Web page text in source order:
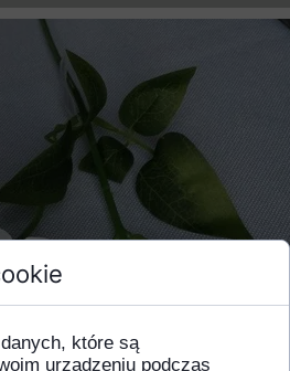
które są
urządzeniu podczas